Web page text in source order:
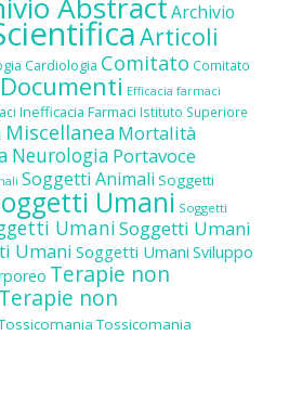
Archivio
Articoli
Cardiologia Comitato Comitato
Documenti Efficacia farmaci
Inefficacia Farmaci Istituto Superiore
Miscellanea Mortalità
Neurologia Portavoce
Soggetti Animali Soggetti
Umani Soggetti
UmaniSoggetti Umani
Umani Soggetti Umani Sviluppo
Terapie non
Terapie non
Tossicomania